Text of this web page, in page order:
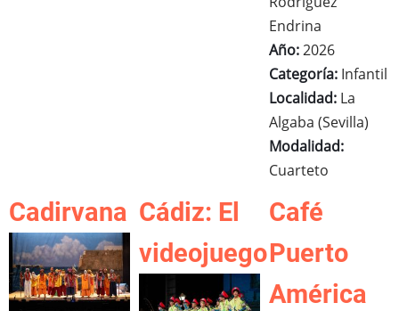
Endrina
Año:2026
Categoría: Infantil
Localidad: La
Algaba (Sevilla)
Modalidad:
Cuarteto
Cadirvana Cádiz: El
videojuego
Café
Puerto
América